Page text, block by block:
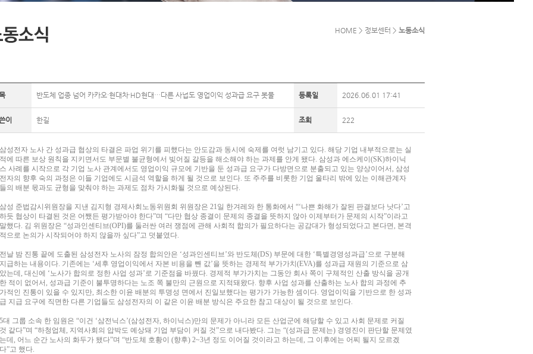
HOME > 정보센터 > 노동소식
반도체 업종 넘어 카카오·현대차·HD현대…다른 사넙도 영업이익 성과급 요구 봇물 등록일 2026.06.01 17:41
이 한길 조회 222
삼성전자 노사 간 성과급 협상의 타결은 파업 위기를 피했다는 안도감과 동시에 숙제를 여럿 남기고 있다. 해당 기업 내부적으로는 실
적에 따른 보상 원칙을 지키면서도 부문별 불균형에서 빚어질 갈등을 해소해야 하는 과제를 안게 됐다. 삼성과 에스케이(SK)하이닉
스 사례를 시작으로 각 기업 노사 관계에서도 영업이익 규모에 기반을 둔 성과급 요구가 다방면으로 분출되고 있는 양상이어서, 삼성
전자의 향후 숙의 과정은 이들 기업에도 시금석 역할을 하게 될 것으로 보인다. 또 주주를 비롯한 기업 울타리 밖에 있는 이해관계자
들의 배분 몫과도 균형을 맞춰야 하는 과제도 점차 가시화될 것으로 예상된다.
삼성 준법감시위원장을 지낸 김지형 경제사회노동위원회 위원장은 21일 한겨레와 한 통화에서 “‘나쁜 화해가 잘된 판결보다 낫다’고
하듯 협상이 타결된 것은 어쨌든 평가받아야 한다”며 “다만 협상 종결이 문제의 종결을 뜻하지 않아 이제부터가 문제의 시작”이라고
말했다. 김 위원장은 “성과인센티브(OPI)를 둘러싼 여러 쟁점에 관해 사회적 합의가 필요하다는 공감대가 형성되었다고 본다면, 본격
적으로 논의가 시작되어야 하지 않을까 싶다”고 덧붙였다.
전날 밤 진통 끝에 도출된 삼성전자 노사의 잠정 합의안은 ‘성과인센티브’와 반도체(DS) 부문에 대한 ‘특별경영성과급’으로 구분해
지급하는 내용이다. 기존에는 ‘세후 영업이익에서 자본 비용을 뺀 값’을 뜻하는 경제적 부가가치(EVA)를 성과급 재원의 기준으로 삼
았는데, 대신에 ‘노사가 합의로 정한 사업 성과’로 기준점을 바꿨다. 경제적 부가가치는 그동안 회사 쪽이 구체적인 산출 방식을 공개
한 적이 없어서, 성과급 기준이 불투명하다는 노조 쪽 불만의 근원으로 지적돼왔다. 향후 사업 성과를 산출하는 노사 합의 과정에 추
가적인 진통이 있을 수 있지만, 최소한 이윤 배분의 투명성 면에서 진일보했다는 평가가 가능한 셈이다. 영업이익을 기반으로 한 성과
급 지급 요구에 직면한 다른 기업들도 삼성전자의 이 같은 이윤 배분 방식은 주요한 참고 대상이 될 것으로 보인다.
5대 그룹 소속 한 임원은 “이건 ‘삼전닉스’(삼성전자, 하이닉스)만의 문제가 아니라 모든 산업군에 해당할 수 있고 사회 문제로 커질
것 같다”며 “하청업체, 지역사회의 압박도 예상돼 기업 부담이 커질 것”으로 내다봤다. 그는 “(성과급 문제는) 경영진이 판단할 문제였
는데, 어느 순간 노사의 화두가 됐다”며 “반도체 호황이 (향후) 2~3년 정도 이어질 것이라고 하는데, 그 이후에는 어찌 될지 모르겠
다”고 했다.